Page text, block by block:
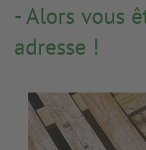
- Alors vous
adresse !